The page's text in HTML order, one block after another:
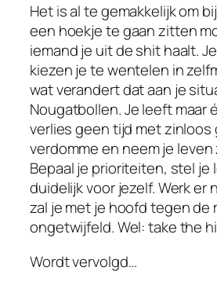
Het is al te gemakkelijk om
een hoekje te gaan zitten
iemand je uit de shit haalt.
kiezen je te wentelen in
wat verandert dat aan je
Nougatbollen. Je leeft maar
verlies geen tijd met zinloos
verdomme en neem je
Bepaal je prioriteiten, stel je
duidelijk voor jezelf. Werk er
zal je met je hoofd tegen de
ongetwijfeld. Wel: take the
Wordt vervolgd…